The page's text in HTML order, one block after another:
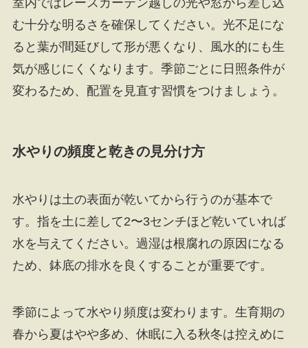
室内ではレースカーテン越しの光や窓から差し込
む十分な明るさを確保してください。光不足にな
ると葉が間延びして形が悪くなり、風水的にも生
気が感じにくくなります。季節ごとに日照条件が
変わるため、配置を見直す習慣をつけましょう。
水やりの頻度と乾きの見分け方
水やりは土の表面が乾いてから行うのが基本で
す。指を土に差して2〜3センチほど乾いていれば
水を与えてください。過湿は根腐れの原因になる
ため、鉢底の排水を良くすることが重要です。
季節によって水やり頻度は変わります。生育期の
春から夏はやや多め、休眠に入る秋冬は控えめに